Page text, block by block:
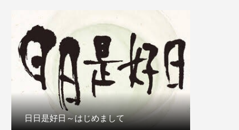
日日是好日～はじめまして